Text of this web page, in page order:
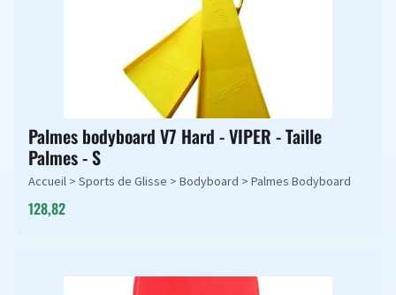
Palmes bodyboard V7 Hard - VIPER - Taille
Palmes - S
Accueil > Sports de Glisse > Bodyboard > Palmes Bodyboard
128,82